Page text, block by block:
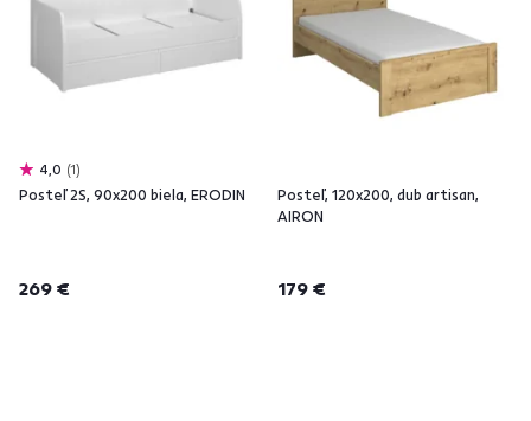
4,0 1
Posteľ 2S, 90x200 biela, ERODIN
269 €
Posteľ, 120x200, dub artisan,
AIRON
179 €